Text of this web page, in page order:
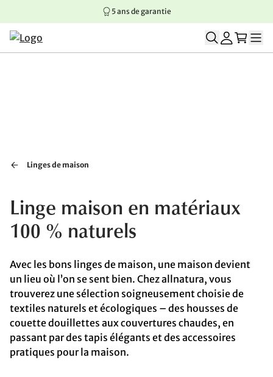
Aller au contenu principal
Aller à la navigation principale
Aller au pied de page
5 ans de garantie
Linges de maison
Linge maison en matériaux
100 % naturels
Avec les bons linges de maison, une maison devient
un lieu où l’on se sent bien. Chez allnatura, vous
trouverez une sélection soigneusement choisie de
textiles naturels et écologiques – des housses de
couette douillettes aux couvertures chaudes, en
passant par des tapis élégants et des accessoires
pratiques pour la maison.